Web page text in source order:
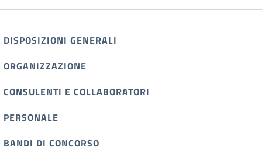
DISPOSIZIONI GENERALI
ORGANIZZAZIONE
CONSULENTI E COLLABORATORI
PERSONALE
BANDI DI CONCORSO